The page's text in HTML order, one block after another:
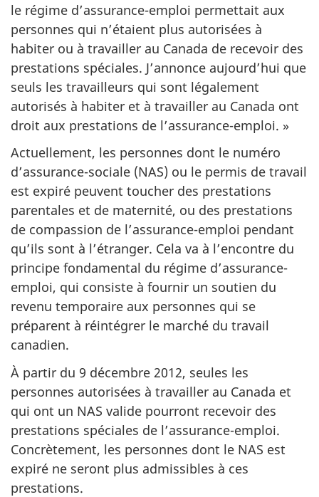
le régime d’assurance-emploi permettait aux
personnes qui n’étaient plus autorisées à
habiter ou à travailler au Canada de recevoir des
prestations spéciales. J’annonce aujourd’hui que
seuls les travailleurs qui sont légalement
autorisés à habiter et à travailler au Canada ont
droit aux prestations de l’assurance-emploi. »
Actuellement, les personnes dont le numéro
d’assurance-sociale (NAS) ou le permis de travail
est expiré peuvent toucher des prestations
parentales et de maternité, ou des prestations
de compassion de l’assurance-emploi pendant
qu’ils sont à l’étranger. Cela va à l’encontre du
principe fondamental du régime d’assurance-
emploi, qui consiste à fournir un soutien du
revenu temporaire aux personnes qui se
préparent à réintégrer le marché du travail
canadien.
À partir du 9 décembre 2012, seules les
personnes autorisées à travailler au Canada et
qui ont un NAS valide pourront recevoir des
prestations spéciales de l’assurance-emploi.
Concrètement, les personnes dont le NAS est
expiré ne seront plus admissibles à ces
prestations.